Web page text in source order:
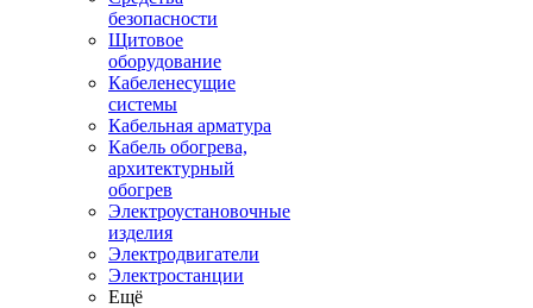
безопасности
Щитовое
оборудование
Кабеленесущие
системы
Кабельная арматура
Кабель обогрева,
архитектурный
обогрев
Электроустановочные
изделия
Электродвигатели
Электростанции
Ещё